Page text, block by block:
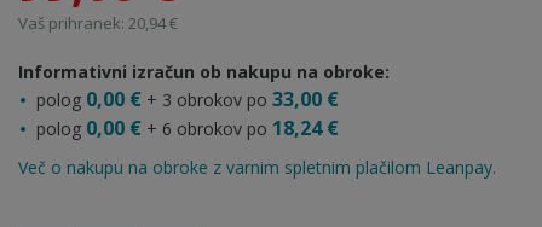
Vaš prihranek: 20,94 €
Informativni izračun ob nakupu na obroke:
polog 0,00 € + 3 obrokov po 33,00 €
polog 0,00 € + 6 obrokov po 18,24 €
Več o nakupu na obroke z varnim spletnim plačilom Leanpay.